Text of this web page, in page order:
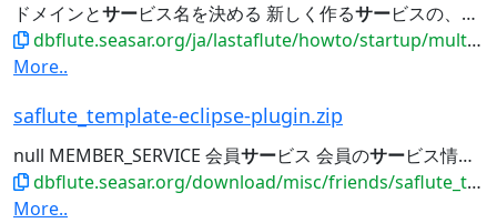
ドメインとサービス名を決める 新しく作るサービスの、ドメインと
dbflute.seasar.org/ja/lastaflute/howto/startup/multi.html
More..
saflute_template-eclipse-plugin.zip
null MEMBER_SERVICE 会員サービス 会員のサービス情報（ポイント
dbflute.seasar.org/download/misc/friends/saflute_template-eclipse-plugin.zip
More..